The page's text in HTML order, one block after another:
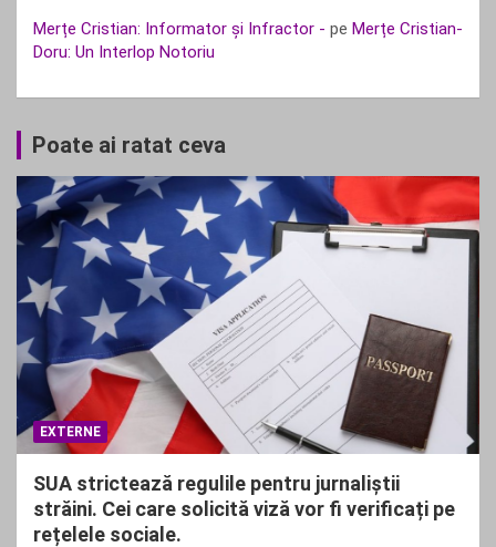
Merțe Cristian: Informator și Infractor - pe Merțe Cristian-
Doru: Un Interlop Notoriu
Poate ai ratat ceva
EXTERNE
SUA strictează regulile pentru jurnaliștii
străini. Cei care solicită viză vor fi verificați pe
rețelele sociale.